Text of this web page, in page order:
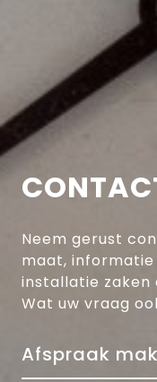
Neem gerust
maat,
installatie zaken
Wat uw vraag
Afspraak